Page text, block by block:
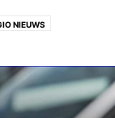
NIEUWS